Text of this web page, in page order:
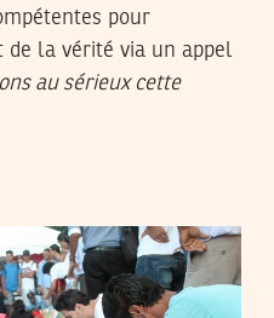
pour
de la vérité via un appel
au sérieux cette